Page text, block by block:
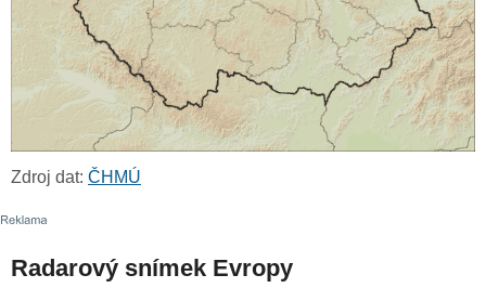
Zdroj dat: ČHMÚ
Radarový snímek Evropy